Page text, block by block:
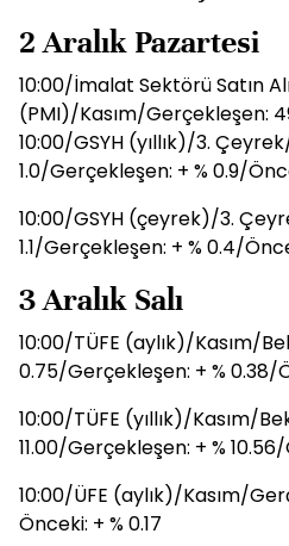
2 Aralık Pazartesi
10:00/İmalat Sektörü Satın
(PMI)/Kasım/Gerçekleşen:
10:00/GSYH (yıllık)/3.
1.0/Gerçekleşen: + % 0.9/
10:00/GSYH (çeyrek)/3.
1.1/Gerçekleşen: + % 0.4/
3 Aralık Salı
10:00/TÜFE (aylık)/Kasım/
0.75/Gerçekleşen: + % 0.38/
10:00/TÜFE (yıllık)/Kasım/
11.00/Gerçekleşen: + %
10:00/ÜFE (aylık)/Kasım/
Önceki: + % 0.17